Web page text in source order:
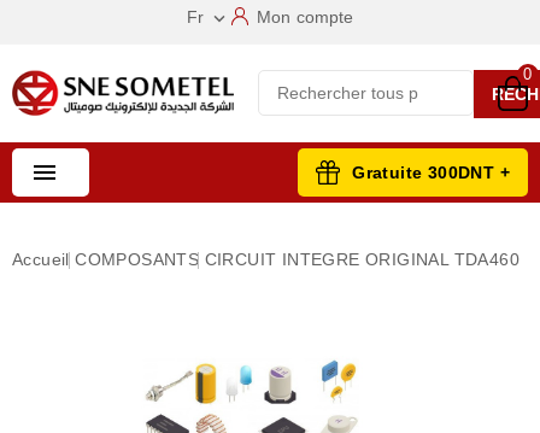
Fr  Mon compte
0
 Gratuite 300DNT +
Accueil COMPOSANTS CIRCUIT INTEGRE ORIGINAL TDA460